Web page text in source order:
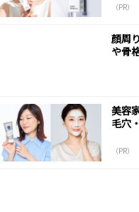
（PR）
顔周
や骨
美容
毛穴
（PR）